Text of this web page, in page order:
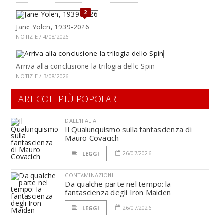
2
Jane Yolen, 1939-2026
NOTIZIE / 4/08/2026
Arriva alla conclusione la trilogia dello Spin
NOTIZIE / 3/08/2026
ARTICOLI PIÙ POPOLARI
DALL'ITALIA
Il Qualunquismo sulla fantascienza di
Mauro Covacich
LEGGI 26/07/2026
CONTAMINAZIONI
Da qualche parte nel tempo: la
fantascienza degli Iron Maiden
LEGGI 26/07/2026